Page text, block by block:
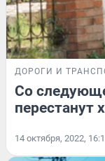
ДОРОГИ И
Со
перестанут
14 октября, 2022,